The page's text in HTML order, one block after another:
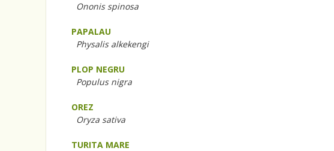
Ononis spinosa
PAPALAU
Physalis alkekengi
PLOP NEGRU
Populus nigra
OREZ
Oryza sativa
TURITA MARE